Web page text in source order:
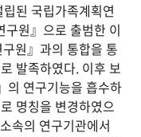
연구자들
된 국립가족계획연
원』으로 출범한 이
원』과의 통합을 통
발족하였다. 이후 보
의 연구기능을 흡수하
명칭을 변경하였으
속의 연구기관에서